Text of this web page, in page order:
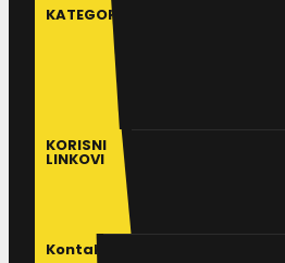
KATEGORIJE
KORISNI
LINKOVI
Kontakt